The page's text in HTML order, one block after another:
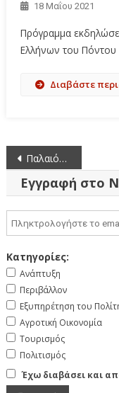
18 Μαΐου 2021
Πρόγραμμα
Ελλήνων του Πόντου
Διαβάστε
Πλοήγηση
άρθρων
Παλαιότερα άρθρα
Εγγραφή στο
Κατηγορίες:
Ανάπτυξη
Περιβάλλον
Εξυπηρέτηση του
Αγροτική Οικονομία
Τουρισμός
Πολιτισμός
Έχω διαβάσει και